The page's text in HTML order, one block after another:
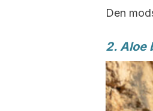
Den
2. Aloe